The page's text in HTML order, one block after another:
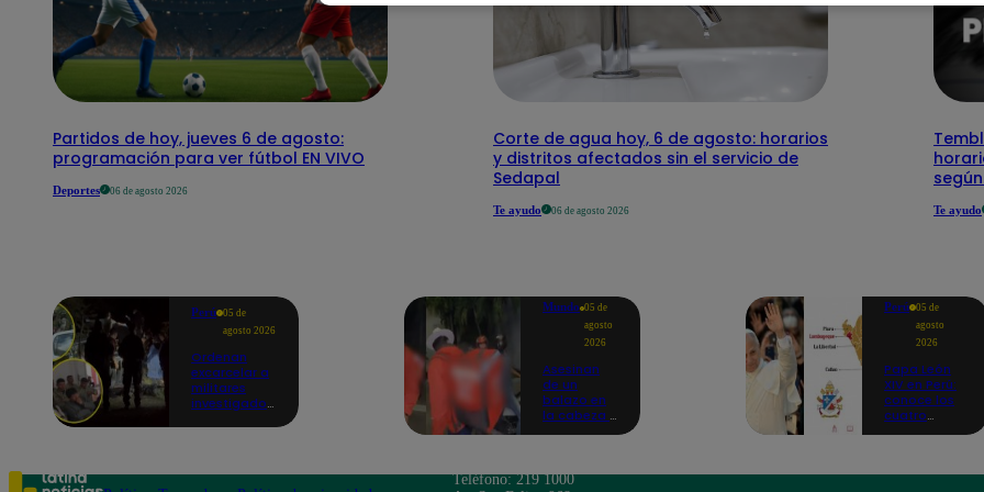
Partidos de hoy, jueves 6 de agosto:
programación para ver fútbol EN VIVO
Deportes 06 de agosto 2026
Corte de agua hoy, 6 de agosto: horarios
y distritos afectados sin el servicio de
Sedapal
Te ayudo 06 de agosto 2026 Te ayudo
Perú
05 de
agosto 2026
Ordenan
excarcelar a
militares
investigados
Colcabamba
Mundo 05 de
agosto
2026
Asesinan
de un
balazo en
la cabeza a
en vivo
Perú 05 de
agosto
2026
Papa León
XIV en Perú:
conoce los
cuatro
en
Teléfono: 219 1000